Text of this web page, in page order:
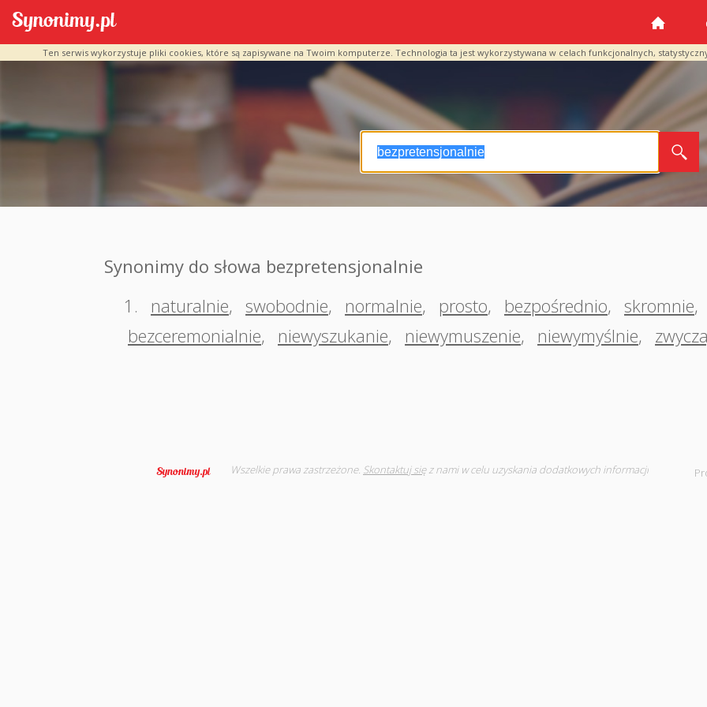
Ten serwis wykorzystuje pliki cookies, które są zapisywane na Twoim komputerze. Technologia ta jest wykorzystywana w celach funkcjonalnych,
Synonimy do słowa bezpretensjonalnie
1.
naturalnie, swobodnie, normalnie, prosto, bezpośrednio, skromnie,
bezceremonialnie, niewyszukanie, niewymuszenie, niewymyślnie,
Wszelkie prawa zastrzeżone. Skontaktuj sięz nami w celu uzyskania dodatkowych informacji